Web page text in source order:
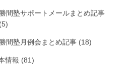
勝間塾サポートメールまとめ記事
(5)
勝間塾月例会まとめ記事 (18)
情報 (81)